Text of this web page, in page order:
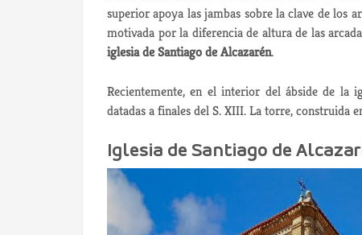
superior apoya las jambas sobre la clave de los
motivada por la diferencia de altura de las
iglesia de Santiago de Alcazarén.
Recientemente, en el interior del ábside de la
datadas a finales del S. XIII. La torre, construida
Iglesia de Santiago de